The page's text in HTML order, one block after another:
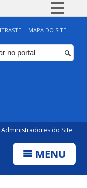
Simplifique!
Comunica BR
Participe
MAPA DO SITE
Administradores do Site
MENU